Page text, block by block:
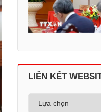
LIÊN KẾT